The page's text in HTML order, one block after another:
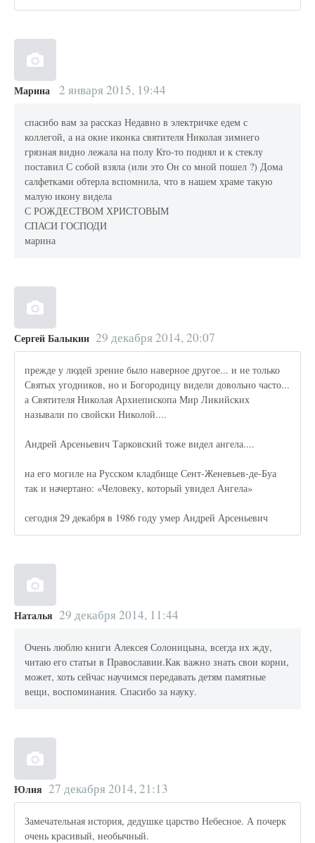
Марина 2 января 2015, 19:44
спасибо вам за рассказ Недавно в электричке едем с
коллегой, а на окне иконка святителя Николая зимнего
грязная видно лежала на полу Кто-то поднял и к стеклу
поставил С собой взяла (или это Он со мной пошел ?) Дома
салфетками обтерла вспомнила, что в нашем храме такую
малую икону видела
С РОЖДЕСТВОМ ХРИСТОВЫМ
СПАСИ ГОСПОДИ
марина
Сергей Балыкин 29 декабря 2014, 20:07
прежде у людей зрение было наверное другое... и не только
Святых угодников, но и Богородицу видели довольно часто...
а Святителя Николая Архиепископа Мир Ликийских
называли по свойски Николой....
Андрей Арсеньевич Тарковский тоже видел ангела....
на его могиле на Русском кладбище Сент-Женевьев-де-Буа
так и начертано: «Человеку, который увидел Ангела»
сегодня 29 декабря в 1986 году умер Андрей Арсеньевич
Наталья 29 декабря 2014, 11:44
Очень люблю книги Алексея Солоницына, всегда их жду,
читаю его статьи в Православии.Как важно знать свои корни,
может, хоть сейчас научимся передавать детям памятные
вещи, воспоминания. Спасибо за науку.
Юлия 27 декабря 2014, 21:13
Замечательная история, дедушке царство Небесное. А почерк
очень красивый, необычный.